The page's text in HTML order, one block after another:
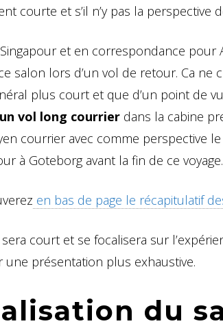
courte et s’il n’y pas la
et en correspondance pour
salon lors d’un vol de retour. Ca
plus court et que d’un point de
vol long courrier dans la cabine
courrier avec comme perspective
à Goteborg avant la fin de ce voyage.
en bas de page le récapitulatif
court et se focalisera sur
présentation plus exhaustive.
du